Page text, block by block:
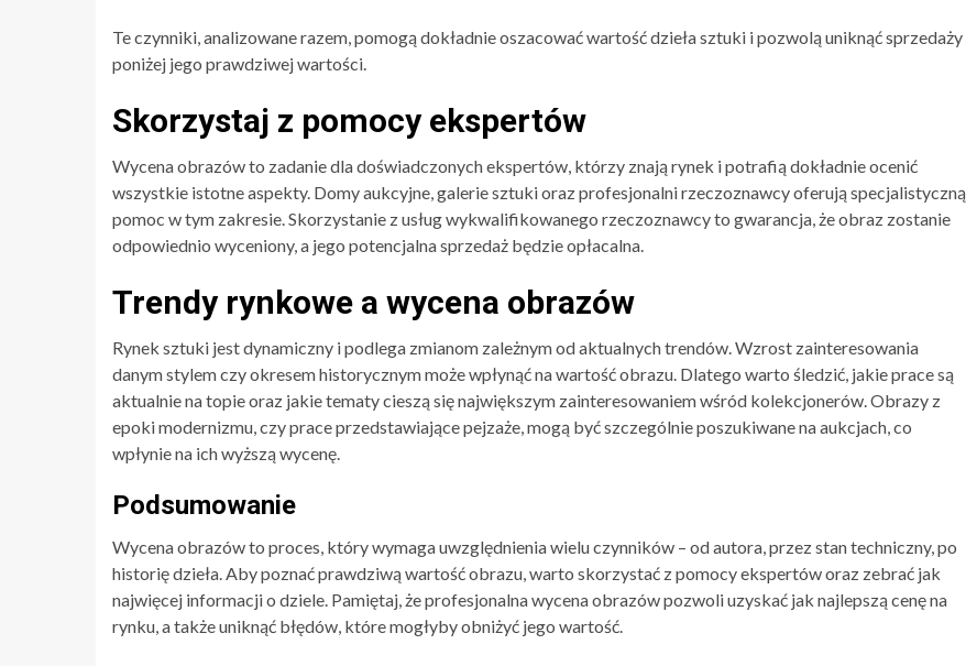
Te czynniki, analizowane razem, pomogą dokładnie oszacować wartość dzieła sztuki i pozwolą uniknąć sprzedaży
poniżej jego prawdziwej wartości.
Skorzystaj z pomocy ekspertów
Wycena obrazów to zadanie dla doświadczonych ekspertów, którzy znają rynek i potrafią dokładnie ocenić
wszystkie istotne aspekty. Domy aukcyjne, galerie sztuki oraz profesjonalni rzeczoznawcy oferują specjalistyczną
pomoc w tym zakresie. Skorzystanie z usług wykwalifikowanego rzeczoznawcy to gwarancja, że obraz zostanie
odpowiednio wyceniony, a jego potencjalna sprzedaż będzie opłacalna.
Trendy rynkowe a wycena obrazów
Rynek sztuki jest dynamiczny i podlega zmianom zależnym od aktualnych trendów. Wzrost zainteresowania
danym stylem czy okresem historycznym może wpłynąć na wartość obrazu. Dlatego warto śledzić, jakie prace są
aktualnie na topie oraz jakie tematy cieszą się największym zainteresowaniem wśród kolekcjonerów. Obrazy z
epoki modernizmu, czy prace przedstawiające pejzaże, mogą być szczególnie poszukiwane na aukcjach, co
wpłynie na ich wyższą wycenę.
Podsumowanie
Wycena obrazów to proces, który wymaga uwzględnienia wielu czynników – od autora, przez stan techniczny, po
historię dzieła. Aby poznać prawdziwą wartość obrazu, warto skorzystać z pomocy ekspertów oraz zebrać jak
najwięcej informacji o dziele. Pamiętaj, że profesjonalna wycena obrazów pozwoli uzyskać jak najlepszą cenę na
rynku, a także uniknąć błędów, które mogłyby obniżyć jego wartość.